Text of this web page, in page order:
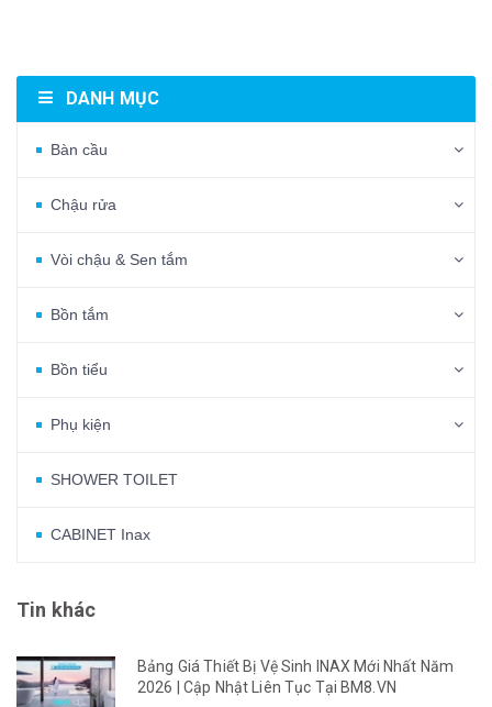
DANH MỤC
Bàn cầu
Chậu rửa
Vòi chậu & Sen tắm
Bồn tắm
Bồn tiểu
Phụ kiện
SHOWER TOILET
CABINET Inax
Tin khác
Bảng Giá Thiết Bị Vệ Sinh INAX Mới Nhất Năm
2026 | Cập Nhật Liên Tục Tại BM8.VN